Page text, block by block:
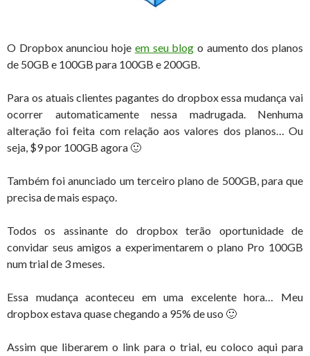
O Dropbox anunciou hoje em seu blog o aumento dos planos
de 50GB e 100GB para 100GB e 200GB.
Para os atuais clientes pagantes do dropbox essa mudança vai
ocorrer automaticamente nessa madrugada. Nenhuma
alteração foi feita com relação aos valores dos planos… Ou
seja, $9 por 100GB agora 🙂
Também foi anunciado um terceiro plano de 500GB, para que
precisa de mais espaço.
Todos os assinante do dropbox terão oportunidade de
convidar seus amigos a experimentarem o plano Pro 100GB
num trial de 3 meses.
Essa mudança aconteceu em uma excelente hora… Meu
dropbox estava quase chegando a 95% de uso 🙂
Assim que liberarem o link para o trial, eu coloco aqui para